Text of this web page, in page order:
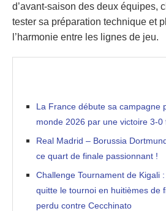
d’avant-saison des deux équipes,
tester sa préparation technique et
l’harmonie entre les lignes de jeu.
La France débute sa campagne
monde 2026 par une victoire 3-0
Real Madrid – Borussia
ce quart de finale passionnant !
Challenge Tournament de Kigali :
quitte le tournoi en huitièmes de
perdu contre Cecchinato